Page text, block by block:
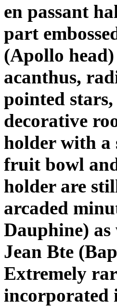
en passant
part
(Apollo
acanthus,
pointed
decorative
holder with a
fruit bowl
holder are
arcaded
Dauphine)
Jean Bte
Extremely
incorporated